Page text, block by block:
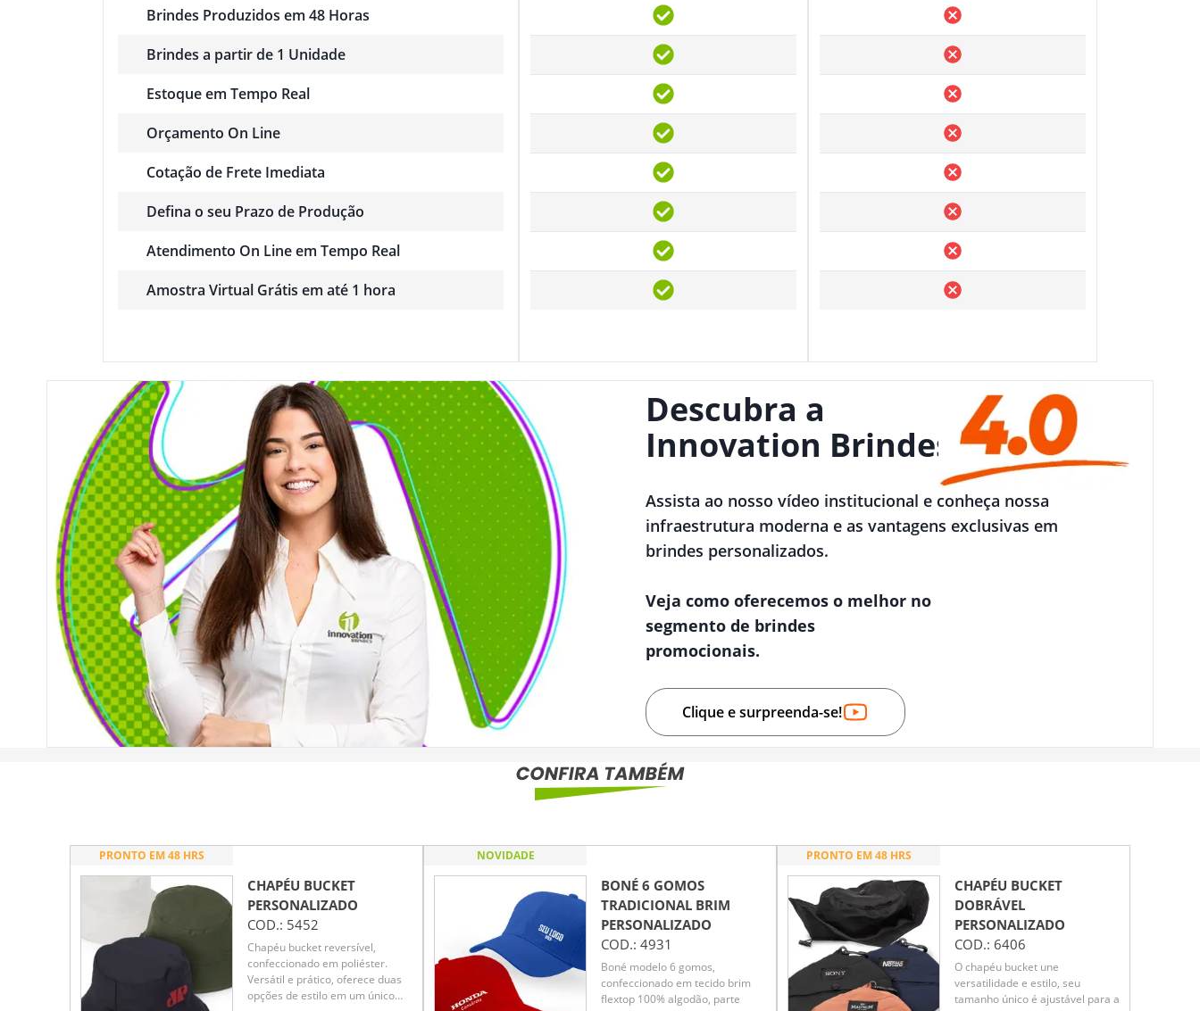
Brindes Produzidos em 48 Horas
Brindes a partir de 1 Unidade
Estoque em Tempo Real
Orçamento On Line
Cotação de Frete Imediata
Defina o seu Prazo de Produção
Atendimento On Line em Tempo Real
Amostra Virtual Grátis em até 1 hora
Descubra a
Innovation Brindes
Assista ao nosso vídeo institucional e conheça nossa
infraestrutura moderna e as vantagens exclusivas em
brindes personalizados.
Veja como oferecemos o melhor no
segmento de brindes
promocionais.
Clique e surpreenda-se!
PRONTO EM 48 HRS
CHAPÉU BUCKET
PERSONALIZADO
COD.: 5452
Chapéu bucket reversível,
confeccionado em poliéster.
Versátil e prático, oferece duas
opções de estilo em um único
NOVIDADE
BONÉ 6 GOMOS
TRADICIONAL BRIM
PERSONALIZADO
COD.: 4931
Boné modelo 6 gomos,
confeccionado em tecido brim
flextop 100% algodão, parte
PRONTO EM 48 HRS
CHAPÉU BUCKET
DOBRÁVEL
PERSONALIZADO
COD.: 6406
O chapéu bucket une
versatilidade e estilo, seu
tamanho único é ajustável para a